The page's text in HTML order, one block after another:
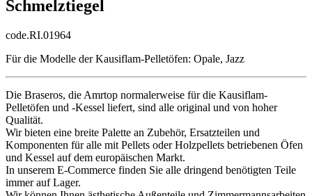
Schmelztiegel
code.RI.01964
Für die Modelle der Kausiflam-Pelletöfen: Opale, Jazz
Die Braseros, die Amrtop normalerweise für die Kausiflam-
Pelletöfen und -Kessel liefert, sind alle original und von hoher
Qualität.
Wir bieten eine breite Palette an Zubehör, Ersatzteilen und
Komponenten für alle mit Pellets oder Holzpellets betriebenen Öfen
und Kessel auf dem europäischen Markt.
In unserem E-Commerce finden Sie alle dringend benötigten Teile
immer auf Lager.